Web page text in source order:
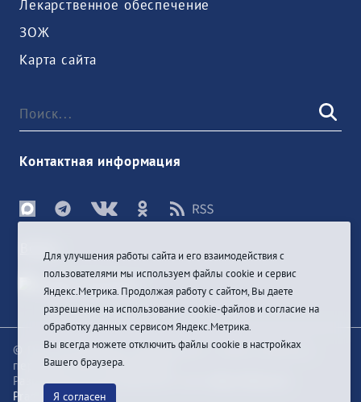
Лекарственное обеспечение
ЗОЖ
Карта сайта
Контактная информация
Войти
© При цитировании информации с сайта ссылка на
первоисточник обязательна
Разработка и техподдержка сайта
Pragmatic Studio
Для улучшения работы сайта и его взаимодействия с
пользователями мы используем файлы cookie и сервис
Яндекс.Метрика. Продолжая работу с сайтом, Вы даете
разрешение на использование cookie-файлов и согласие на
обработку данных сервисом Яндекс.Метрика.
Вы всегда можете отключить файлы cookie в настройках
Вашего браузера.
Я согласен